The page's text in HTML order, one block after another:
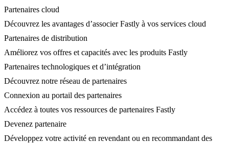
Partenaires cloud
Découvrez les avantages d’associer Fastly à vos services cloud
Partenaires de distribution
Améliorez vos offres et capacités avec les produits Fastly
Partenaires technologiques et d’intégration
Découvrez notre réseau de partenaires
Connexion au portail des partenaires
Accédez à toutes vos ressources de partenaires Fastly
Devenez partenaire
Développez votre activité en revendant ou en recommandant des